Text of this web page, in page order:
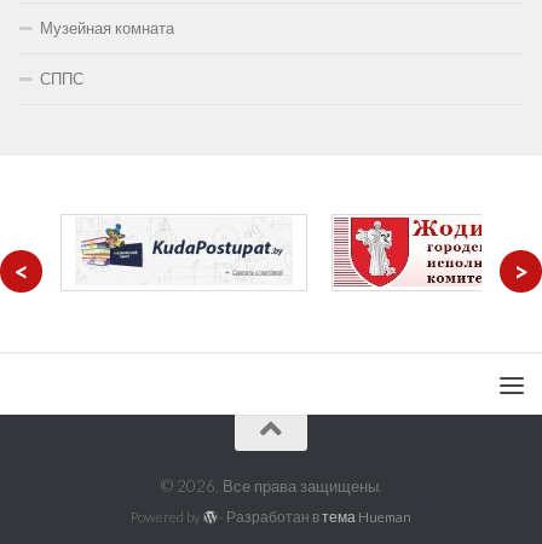
Музейная комната
СППС
< >
© 2026. Все права защищены.
Powered by - Разработан втема Hueman